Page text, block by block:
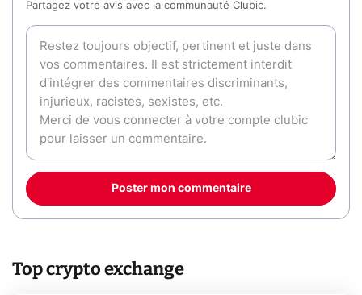
Partagez votre avis avec la communauté Clubic.
Poster mon commentaire
Top crypto exchange